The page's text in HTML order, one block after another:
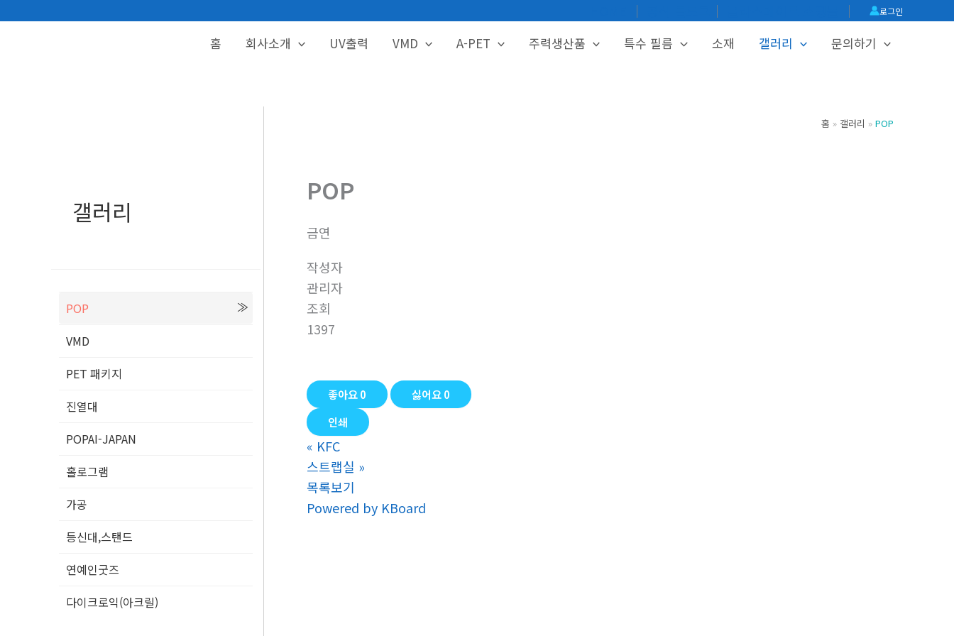
│ │ │ 로그인
홈 회사소개 UV출력 VMD A-PET 주력생산품 특수 필름 소재 갤러리 문의하기
갤러리
POP
VMD
PET 패키지
진열대
POPAI-JAPAN
홀로그램
가공
등신대,스탠드
연예인굿즈
다이크로익(아크릴)
홈 갤러리 POP
POP
금연
작성자
관리자
조회
1397
좋아요0 싫어요0
인쇄
« KFC
스트랩실 »
목록보기
Powered by KBoard